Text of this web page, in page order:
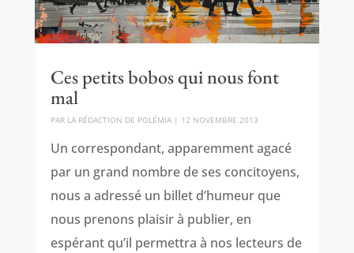
Ces petits bobos qui nous font
mal
PAR LA RÉDACTION DE POLÉMIA| 12 NOVEMBRE 2013
Un correspondant, apparemment agacé
par un grand nombre de ses concitoyens,
nous a adressé un billet d’humeur que
nous prenons plaisir à publier, en
espérant qu’il permettra à nos lecteurs de